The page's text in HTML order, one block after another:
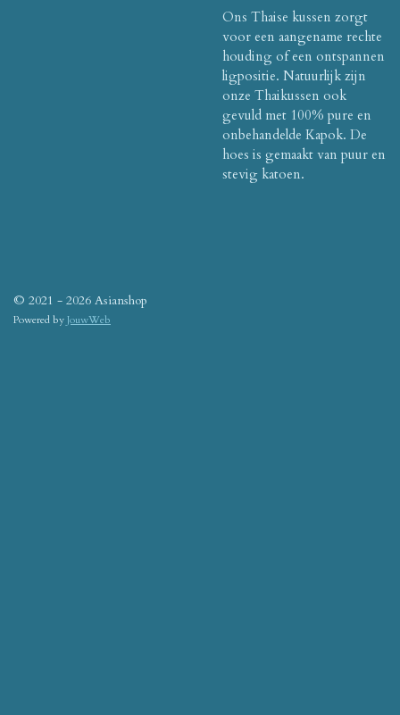
Ons Thaise kussen zorgt
voor een aangename rechte
houding of een ontspannen
ligpositie. Natuurlijk zijn
onze Thaikussen ook
gevuld met 100% pure en
onbehandelde Kapok. De
hoes is gemaakt van puur en
stevig katoen.
© 2021 - 2026 Asianshop
Powered byJouwWeb